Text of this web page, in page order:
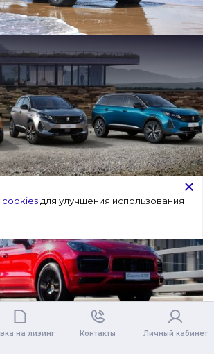
на лизинг Контакты Личный кабинет
cookies для улучшения использования